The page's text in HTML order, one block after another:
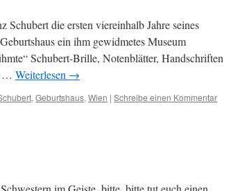
Schubert die ersten viereinhalb Jahre seines
ein ihm gewidmetes Museum
Schubert-Brille, Notenblätter, Handschriften
… Weiterlesen →
, Geburtshaus, Wien | Schreibe einen Kommentar